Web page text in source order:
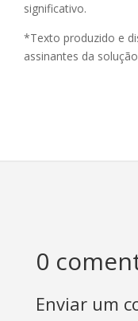
significativo.
*Texto produzido e
assinantes da solução
0
Enviar um